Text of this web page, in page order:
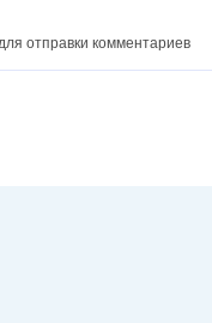
для отправки комментариев